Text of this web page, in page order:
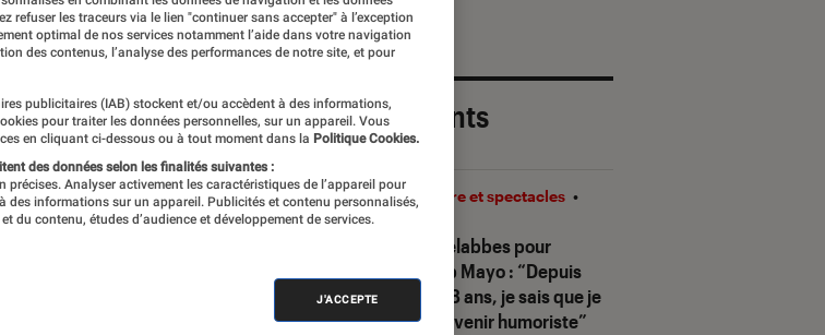
Les plus récents
Sofia Belabbes pour
Ketchup Mayo: “Depuis
que j’ai 8 ans, je sais que je
veux devenir humoriste”
Théâtre et spectacles •
refuser les traceurs via le lien "continuer sans accepter" à l’exception
optimal de nos services notamment l’aide dans votre navigation
des contenus, l’analyse des performances de notre site, et pour
publicitaires (IAB) stockent et/ou accèdent à des informations,
pour traiter les données personnelles, sur un appareil. Vous
en cliquant ci-dessous ou à tout moment dans la Politique Cookies.
des données selon les finalités suivantes :
précises. Analyser activement les caractéristiques de l’appareil pour
des informations sur un appareil. Publicités et contenu personnalisés,
du contenu, études d’audience et développement de services.
J'ACCEPTE